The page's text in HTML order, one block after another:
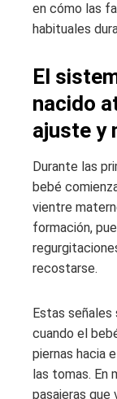
en cómo las
habituales
El
nacido
ajuste y
Durante las
bebé
vientre
formación,
recostarse.
Estas
cuando el
piernas hacia
las tomas. En
pasajeras que